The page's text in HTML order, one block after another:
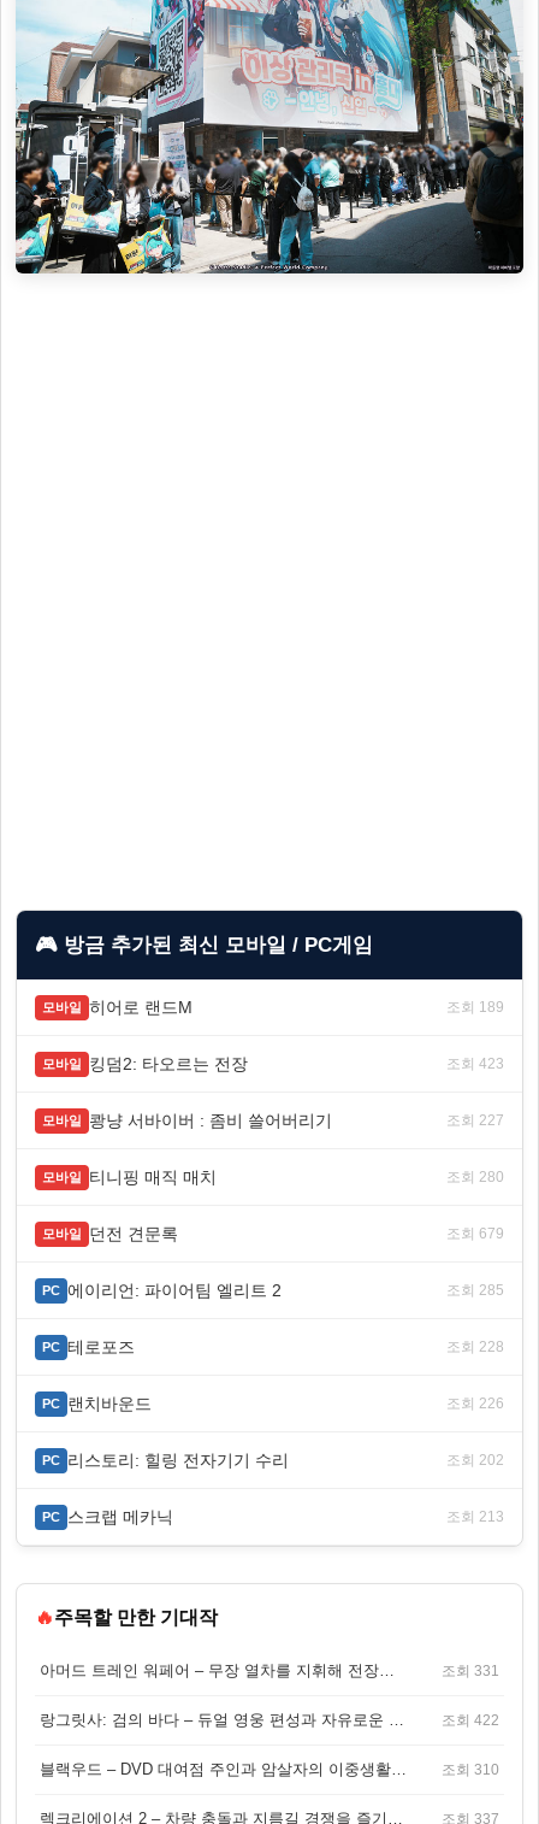
🎮 방금 추가된 최신 모바일 / PC게임
모바일 히어로 랜드M 조회 189
모바일 킹덤2: 타오르는 전장 조회 423
모바일 쾅냥 서바이버 : 좀비 쓸어버리기 조회 227
모바일 티니핑 매직 매치 조회 280
모바일 던전 견문록 조회 679
PC 에이리언: 파이어팀 엘리트 2 조회 285
PC 테로포즈 조회 228
PC 랜치바운드 조회 226
PC 리스토리: 힐링 전자기기 수리 조회 202
PC 스크랩 메카닉 조회 213
🔥주목할 만한 기대작
아머드 트레인 워페어 – 무장 열차를 지휘해 전장을 돌파하는 생존 전투 게임 조회 331
랑그릿사: 검의 바다 – 듀얼 영웅 편성과 자유로운 탐험을 결합한 판타지 전략 RPG 조회 422
블랙우드 – DVD 대여점 주인과 암살자의 이중생활을 그린 3인칭 액션 스릴러 게임 조회 310
렉크리에이션 2 – 차량 충돌과 지름길 경쟁을 즐기는 오픈월드 아케이드 레이싱 게임 조회 337